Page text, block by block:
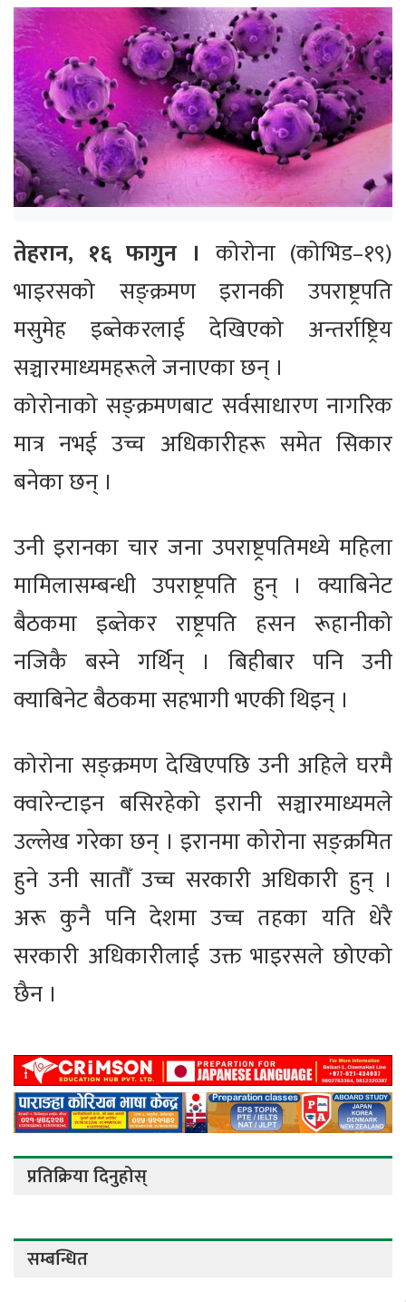
तेहरान, १६ फागुन । कोरोना (कोभिड–१९)
भाइरसको सङ्क्रमण इरानकी उपराष्ट्रपति
मसुमेह इब्तेकरलाई देखिएको अन्तर्राष्ट्रिय
सञ्चारमाध्यमहरूले जनाएका छन् ।
कोरोनाको सङ्क्रमणबाट सर्वसाधारण नागरिक
मात्र नभई उच्च अधिकारीहरू समेत सिकार
बनेका छन् ।
उनी इरानका चार जना उपराष्ट्रपतिमध्ये महिला
मामिलासम्बन्धी उपराष्ट्रपति हुन् । क्याबिनेट
बैठकमा इब्तेकर राष्ट्रपति हसन रूहानीको
नजिकै बस्ने गर्थिन् । बिहीबार पनि उनी
क्याबिनेट बैठकमा सहभागी भएकी थिइन् ।
कोरोना सङ्क्रमण देखिएपछि उनी अहिले घरमै
क्वारेन्टाइन बसिरहेको इरानी सञ्चारमाध्यमले
उल्लेख गरेका छन् । इरानमा कोरोना सङ्क्रमित
हुने उनी सातौँ उच्च सरकारी अधिकारी हुन् ।
अरू कुनै पनि देशमा उच्च तहका यति धेरै
सरकारी अधिकारीलाई उक्त भाइरसले छोएको
छैन ।
प्रतिक्रिया दिनुहोस्
सम्बन्धित